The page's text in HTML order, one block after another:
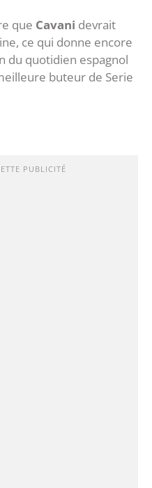
que Cavani devrait
ce qui donne encore
du quotidien espagnol
buteur de Serie
PUBLICITÉ